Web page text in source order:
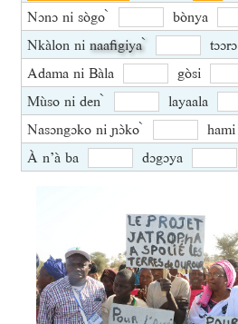
Nɔnɔ ni sògo ̀
bònya
Nkàlon ni naafigiya ̀ tɔɔrɔ
Adama ni Bàla
gòsi
Mùso ni den ̀
layaala
Nasɔngɔko ni ɲɔ̀ko ̀
hami
À n’à ba
dɔgɔya